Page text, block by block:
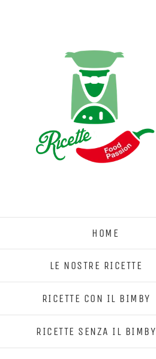
HOME
LE NOSTRE RICETTE
RICETTE CON IL BIMBY
RICETTE SENZA IL BIMBY